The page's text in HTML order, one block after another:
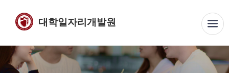
대학일자리개발원